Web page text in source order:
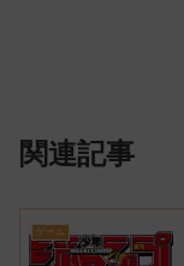
関連記事
ゲーム